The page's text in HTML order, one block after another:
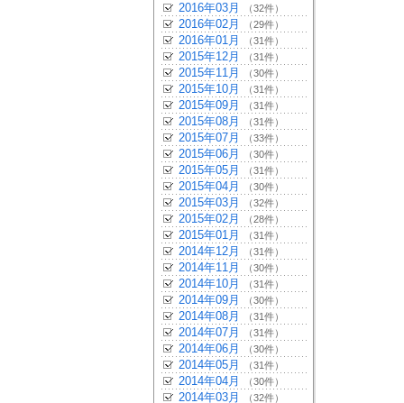
2016年03月 （32件）
2016年02月 （29件）
2016年01月 （31件）
2015年12月 （31件）
2015年11月 （30件）
2015年10月 （31件）
2015年09月 （31件）
2015年08月 （31件）
2015年07月 （33件）
2015年06月 （30件）
2015年05月 （31件）
2015年04月 （30件）
2015年03月 （32件）
2015年02月 （28件）
2015年01月 （31件）
2014年12月 （31件）
2014年11月 （30件）
2014年10月 （31件）
2014年09月 （30件）
2014年08月 （31件）
2014年07月 （31件）
2014年06月 （30件）
2014年05月 （31件）
2014年04月 （30件）
2014年03月 （32件）